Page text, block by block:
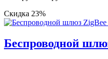
Скидка 23%
Беспроводной